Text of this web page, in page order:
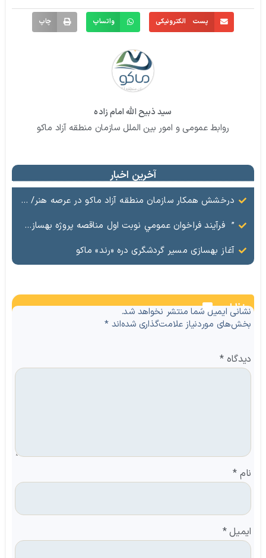
پست الکترونیکی واتساپ چاپ
سید ذبیح الله امام زاده
روابط عمومی و امور بین الملل سازمان منطقه آزاد ماکو
آخرین اخبار
درخشش همکار سازمان منطقه آزاد ماکو در عرصه هنر/ مستند تاریخی «زری خانم» به کارگردانی احد عبادی رونمایی شد
” فرآيند فراخوان عمومي نوبت اول مناقصه پروژه بهسازي و آسفالت راه و پاركينگ مجموعه آب درماني شهرستان شوط منطقه آزاد ماكو “
آغاز بهسازی مسیر گردشگری دره «رند» ماکو
نظرات
نشانی ایمیل شما منتشر نخواهد شد.
بخش‌های موردنیاز علامت‌گذاری شده‌اند*
دیدگاه*
نام *
ایمیل*